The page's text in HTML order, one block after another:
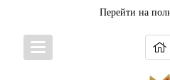
Перейти на